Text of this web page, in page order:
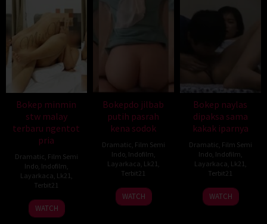
Bokep minmin
stw malay
terbaru ngentot
pria
Dramatic Film Semi
Indo, Indofilm
Layarkaca Lk21
Terbit21
WATCH
Bokepdo jilbab
putih pasrah
kena sodok
Dramatic Film Semi
Indo, Indofilm
Layarkaca Lk21
Terbit21
WATCH
Bokep naylas
dipaksa sama
kakak iparnya
Dramatic Film Semi
Indo, Indofilm
Layarkaca Lk21
Terbit21
WATCH